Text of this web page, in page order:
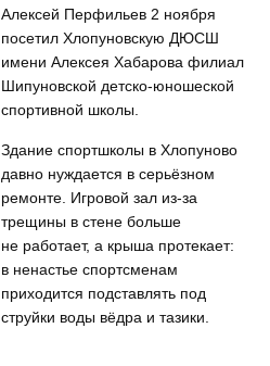
Алексей Перфильев 2 ноября
посетил Хлопуновскую ДЮСШ
имени Алексея Хабарова филиал
Шипуновской детско-юношеской
спортивной школы.
Здание спортшколы в Хлопуново
давно нуждается в серьёзном
ремонте. Игровой зал из-за
трещины в стене больше
не работает, а крыша протекает:
в ненастье спортсменам
приходится подставлять под
струйки воды вёдра и тазики.